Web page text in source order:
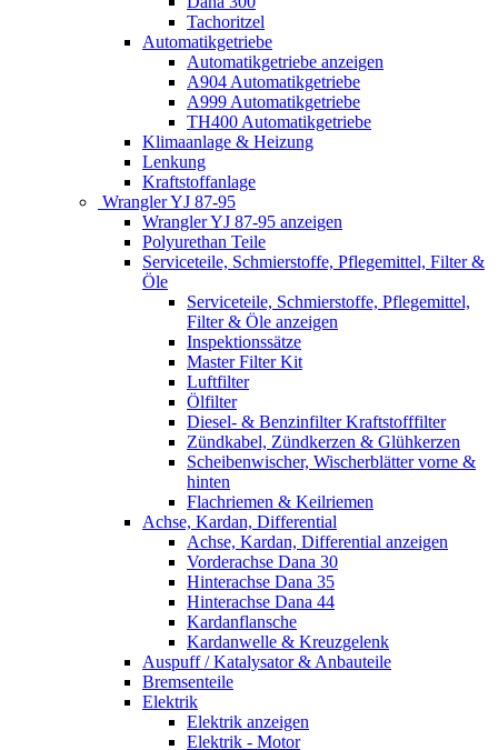
Tachoritzel
Automatikgetriebe
Automatikgetriebe anzeigen
A904 Automatikgetriebe
A999 Automatikgetriebe
TH400 Automatikgetriebe
Klimaanlage & Heizung
Lenkung
Kraftstoffanlage
Wrangler YJ 87-95
Wrangler YJ 87-95 anzeigen
Polyurethan Teile
Serviceteile, Schmierstoffe, Pflegemittel, Filter &
Öle
Serviceteile, Schmierstoffe, Pflegemittel,
Filter & Öle anzeigen
Inspektionssätze
Master Filter Kit
Luftfilter
Ölfilter
Diesel- & Benzinfilter Kraftstofffilter
Zündkabel, Zündkerzen & Glühkerzen
Scheibenwischer, Wischerblätter vorne &
hinten
Flachriemen & Keilriemen
Achse, Kardan, Differential
Achse, Kardan, Differential anzeigen
Vorderachse Dana 30
Hinterachse Dana 35
Hinterachse Dana 44
Kardanflansche
Kardanwelle & Kreuzgelenk
Auspuff / Katalysator & Anbauteile
Bremsenteile
Elektrik
Elektrik anzeigen
Elektrik - Motor